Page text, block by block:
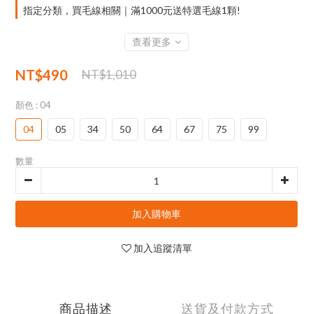
指定分類，買毛線相關｜滿1000元送特選毛線1顆!
查看更多
NT$490 NT$1,010
顏色 : 04
04 05 34 50 64 67 75 99
數量
加入購物車
加入追蹤清單
商品描述 送貨及付款方式